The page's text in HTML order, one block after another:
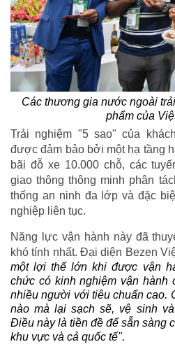
Các thương gia nước ngoài
phẩm của
Trải nghiệm "5 sao" của
được đảm bảo bởi một hạ tầng
bãi đỗ xe 10.000 chỗ, các
giao thông thông minh phân
thống an ninh đa lớp và đặc
nghiệp liên tục.
Năng lực vận hành này đã
khó tính nhất. Đại diện Bezen
một lợi thế lớn khi được vận
chức có kinh nghiệm vận hành
nhiều người với tiêu chuẩn cao.
nào mà lại sạch sẽ, vệ sinh
Điều này là tiền đề để sẵn sàng
khu vực và cả quốc tế".